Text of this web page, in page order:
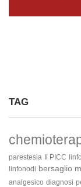
TAG
parestesia
Il PICC
linfonodi bersaglio
analgesico diagnosi